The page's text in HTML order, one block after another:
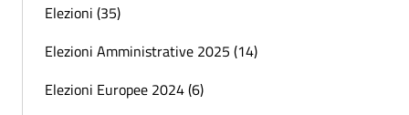
Elezioni (35)
Elezioni Amministrative 2025 (14)
Elezioni Europee 2024 (6)